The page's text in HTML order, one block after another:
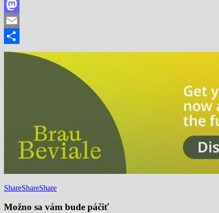
Facebook
Mastodon
Email
Share
ShareShareShare
Možno sa vám bude páčiť